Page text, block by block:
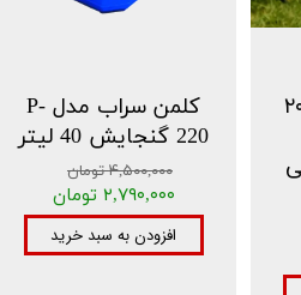
کلمن سراب مدل P-
220 گنجایش 40 لیتر
۴,۵۰۰,۰۰۰ تومان
۲,۷۹۰,۰۰۰ تومان
افزودن به سبد خرید
القدس ۲۰